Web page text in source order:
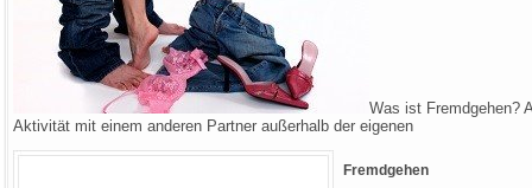
Was ist Fremdgehen?
Aktivität mit einem anderen Partner außerhalb der eigenen
Fremdgehen